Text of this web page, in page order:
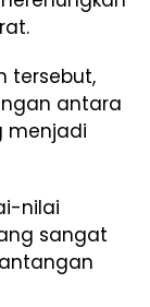
tersebut,
antara
menjadi
nilai
sangat